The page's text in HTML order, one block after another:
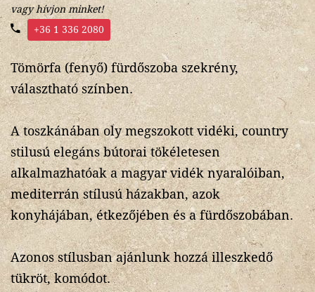
vagy hívjon minket!
+36 1 336 2080
Tömörfa (fenyő) fürdőszoba szekrény,
választható színben.
A toszkánában oly megszokott vidéki, country
stilusú elegáns bútorai tökéletesen
alkalmazhatóak a magyar vidék nyaralóiban,
mediterrán stílusú házakban, azok
konyhájában, étkezőjében és a fürdőszobában.
Azonos stílusban ajánlunk hozzá illeszkedő
tükröt, komódot.